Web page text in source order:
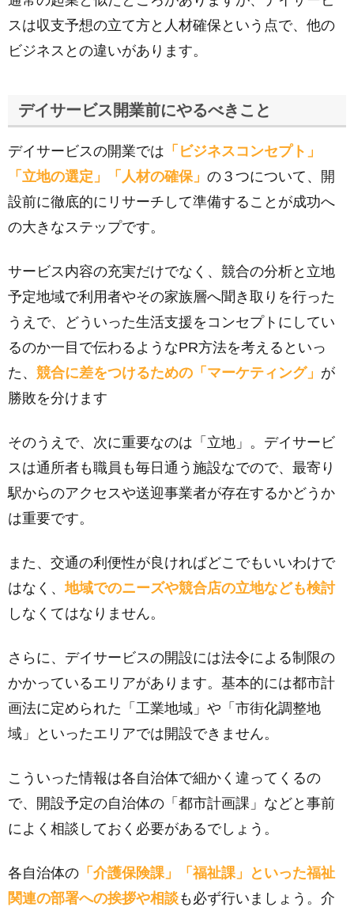
スは収支予想の立て方と人材確保という点で、他の
ビジネスとの違いがあります。
デイサービス開業前にやるべきこと
デイサービスの開業では 「ビジネスコンセプト」
「立地の選定」「人材の確保」 の３つについて、開
設前に徹底的にリサーチして準備することが成功へ
の大きなステップです。
サービス内容の充実だけでなく、競合の分析と立地
予定地域で利用者やその家族層へ聞き取りを行った
うえで、どういった生活支援をコンセプトにしてい
るのか一目で伝わるようなPR方法を考えるといっ
た、 競合に差をつけるための「マーケティング」 が
勝敗を分けます
そのうえで、次に重要なのは「立地」。デイサービ
スは通所者も職員も毎日通う施設なでので、最寄り
駅からのアクセスや送迎事業者が存在するかどうか
は重要です。
また、交通の利便性が良ければどこでもいいわけで
はなく、地域でのニーズや競合店の立地なども検討
しなくてはなりません。
さらに、デイサービスの開設には法令による制限の
かかっているエリアがあります。基本的には都市計
画法に定められた「工業地域」や「市街化調整地
域」といったエリアでは開設できません。
こういった情報は各自治体で細かく違ってくるの
で、開設予定の自治体の「都市計画課」などと事前
によく相談しておく必要があるでしょう。
各自治体の 「介護保険課」「福祉課」といった福祉
関連の部署への挨拶や相談も必ず行いましょう。介